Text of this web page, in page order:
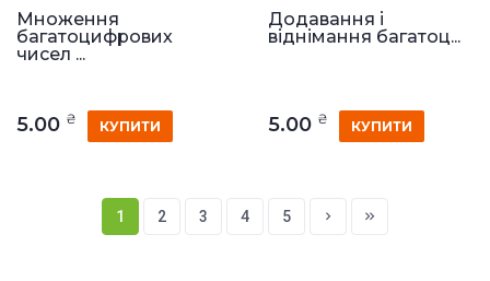
Множення
багатоцифрових
чисел ...
5.00 ₴ КУПИТИ
Додавання і
віднімання багатоц...
5.00 ₴ КУПИТИ
1 2 3 4 5